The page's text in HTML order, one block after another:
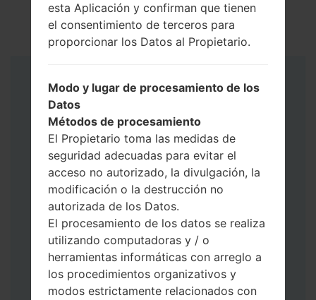
Instrucciones
esta Aplicación y confirman que tienen
el consentimiento de terceros para
proporcionar los Datos al Propietario.
Modo y lugar de procesamiento de los
Datos
Métodos de procesamiento
El Propietario toma las medidas de
seguridad adecuadas para evitar el
acceso no autorizado, la divulgación, la
modificación o la destrucción no
autorizada de los Datos.
El procesamiento de los datos se realiza
utilizando computadoras y / o
herramientas informáticas con arreglo a
los procedimientos organizativos y
modos estrictamente relacionados con